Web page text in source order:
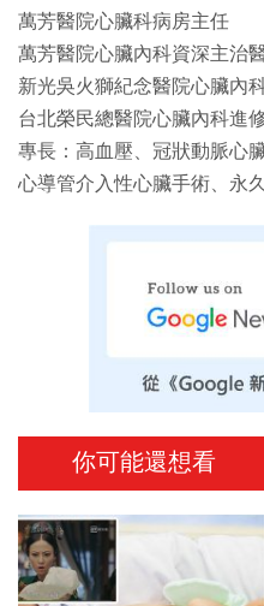
萬芳醫院心臟科病房主任
萬芳醫院心臟內科資深主治
新光吳火獅紀念醫院心臟內
台北榮民總醫院心臟內科進
專長：高血壓、冠狀動脈心
心導管介入性心臟手術、永
你可能還想看